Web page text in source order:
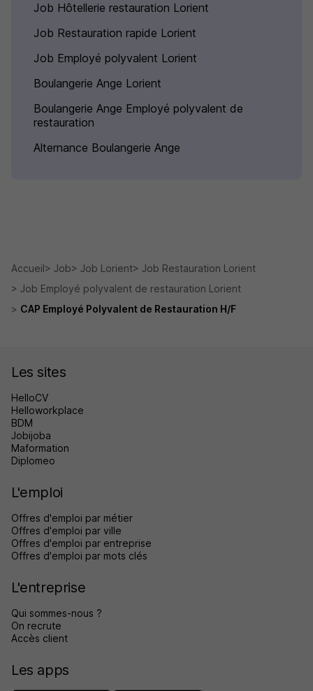
Job Hôtellerie restauration Lorient
Job Restauration rapide Lorient
Job Employé polyvalent Lorient
Boulangerie Ange Lorient
Boulangerie Ange Employé polyvalent de
restauration
Alternance Boulangerie Ange
Accueil Job Job Lorient
Job Restauration Lorient
Job Employé polyvalent de restauration Lorient
CAP Employé Polyvalent de Restauration H/F
Les sites
HelloCV
Helloworkplace
BDM
Jobijoba
Maformation
Diplomeo
L'emploi
Offres d'emploi par métier
Offres d'emploi par ville
Offres d'emploi par entreprise
Offres d'emploi par mots clés
L'entreprise
Qui sommes-nous ?
On recrute
Accès client
Les apps